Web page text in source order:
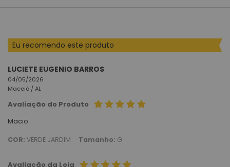
Eu recomendo este produto
LUCIETE EUGENIO BARROS
04/05/2026
Maceió /AL
Avaliação do Produto
Macio
COR: VERDE JARDIM Tamanho: G
Avaliação da Loja